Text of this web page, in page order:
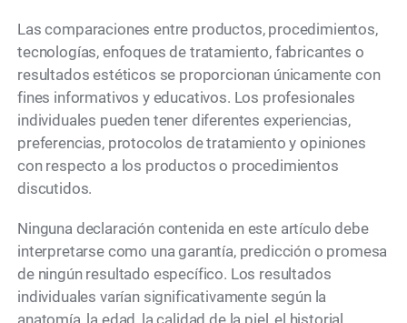
Las comparaciones entre productos, procedimientos,
tecnologías, enfoques de tratamiento, fabricantes o
resultados estéticos se proporcionan únicamente con
fines informativos y educativos. Los profesionales
individuales pueden tener diferentes experiencias,
preferencias, protocolos de tratamiento y opiniones
con respecto a los productos o procedimientos
discutidos.
Ninguna declaración contenida en este artículo debe
interpretarse como una garantía, predicción o promesa
de ningún resultado específico. Los resultados
individuales varían significativamente según la